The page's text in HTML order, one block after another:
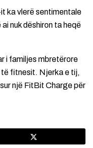
ka vlerë sentimentale
nuk dëshiron ta heqë
i familjes mbretërore
të fitnesit. Njerka e tij,
një FitBit Charge për